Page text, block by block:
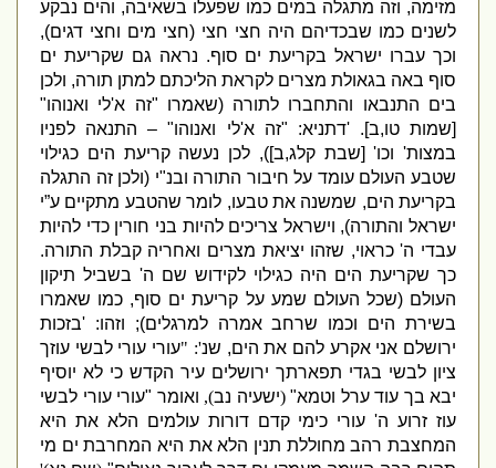
מזימה,וזה מתגלה במים כמו שפעלו בשאיבה,והים נבקע
לשנים כמו שבכדיהם היה חצי חצי(חצי מים וחצי דגים),
וכך עברו ישראל בקריעת ים סוף.נראה גם שקריעת ים
סוף באה בגאולת מצרים לקראת הליכתם למתן תורה,ולכן
בים התנבאו והתחברו לתורה(שאמרו" זה א לי ואנוהו"
שמות טו ,ב]. 'דתניא: " זה א לי ואנוהו" –התנאה לפניו
במצות'וכו ' [שבת קלג,ב]),לכן נעשה קריעת הים כגילוי
שטבע העולם עומד על חיבור התורה ובנ"י(ולכן זה התגלה
בקריעת הים,שמשנה את טבעו,לומר שהטבע מתקיים ע”י
ישראל והתורה),וישראל צריכים להיות בני חורין כדי להיות
עבדי ה 'כראוי,שזהו יציאת מצרים ואחריה קבלת התורה.
כך שקריעת הים היה כגילוי לקידוש שם ה 'בשביל תיקון
העולם(שכל העולם שמע על קריעת ים סוף,כמו שאמרו
בשירת הים וכמו שרחב אמרה למרגלים);וזהו: 'בזכות
ירושלם אני אקרע להם את הים,שנ': "עורי עורי לבשי עוזך
ציון לבשי בגדי תפארתך ירושלים עיר הקדש כי לא יוסיף
יבא בך עוד ערל וטמא"
(ישעיה נב ),ואומר"עורי עורי לבשי
עוז זרוע ה
עורי כימי קדם דורות עולמים הלא את היא
המחצבת רהב מחוללת תנין הלא את היא המחרבת ים מי